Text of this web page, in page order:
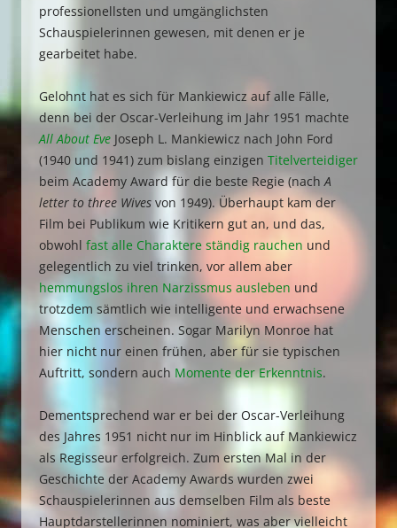
professionellsten und umgänglichsten
Schauspielerinnen gewesen, mit denen er je
gearbeitet habe.
Gelohnt hat es sich für Mankiewicz auf alle Fälle,
denn bei der Oscar-Verleihung im Jahr 1951 machte
All About Eve Joseph L. Mankiewicz nach John Ford
(1940 und 1941) zum bislang einzigen Titelverteidiger
beim Academy Award für die beste Regie (nachA
letter to three Wives von 1949). Überhaupt kam der
Film bei Publikum wie Kritikern gut an, und das,
obwohl fast alle Charaktere ständig rauchen und
gelegentlich zu viel trinken, vor allem aber
hemmungslos ihren Narzissmus ausleben und
trotzdem sämtlich wie intelligente und erwachsene
Menschen erscheinen. Sogar Marilyn Monroe hat
hier nicht nur einen frühen, aber für sie typischen
Auftritt, sondern auch Momente der Erkenntnis.
Dementsprechend war er bei der Oscar-Verleihung
des Jahres 1951 nicht nur im Hinblick auf Mankiewicz
als Regisseur erfolgreich. Zum ersten Mal in der
Geschichte der Academy Awards wurden zwei
Schauspielerinnen aus demselben Film als beste
Hauptdarstellerinnen nominiert, was aber vielleicht